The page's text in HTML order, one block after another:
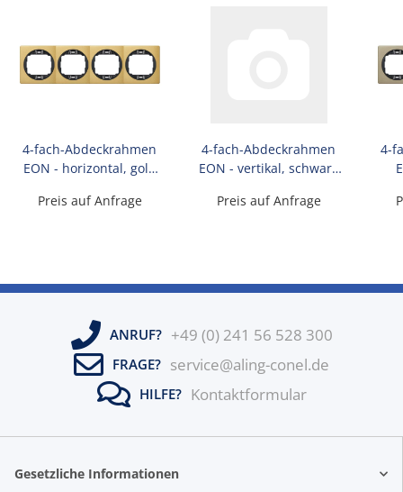
4-fach-Abdeckrahmen
EON - horizontal, gold
Innenrahmen
Preis auf Anfrage
4-fach-Abdeckrahmen
EON - vertikal, schwarz
Innenrahmen
Preis auf Anfrage
4-
ANRUF? +49 (0) 241 56 528 300
FRAGE? service@aling-conel.de
HILFE? Kontaktformular
Gesetzliche Informationen